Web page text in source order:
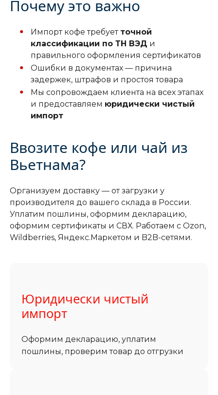
Почему это важно
Импорт кофе требует точной
классификации по ТН ВЭД и
правильного оформления сертификатов
Ошибки в документах — причина
задержек, штрафов и простоя товара
Мы сопровождаем клиента на всех этапах
и предоставляем юридически чистый
импорт
Ввозите кофе или чай из
Вьетнама?
Организуем доставку — от загрузки у
производителя до вашего склада в России.
Уплатим пошлины, оформим декларацию,
оформим сертификаты и СВХ. Работаем с Ozon,
Wildberries, Яндекс.Маркетом и B2B-сетями.
Юридически чистый
импорт
Оформим декларацию, уплатим
пошлины, проверим товар до отгрузки